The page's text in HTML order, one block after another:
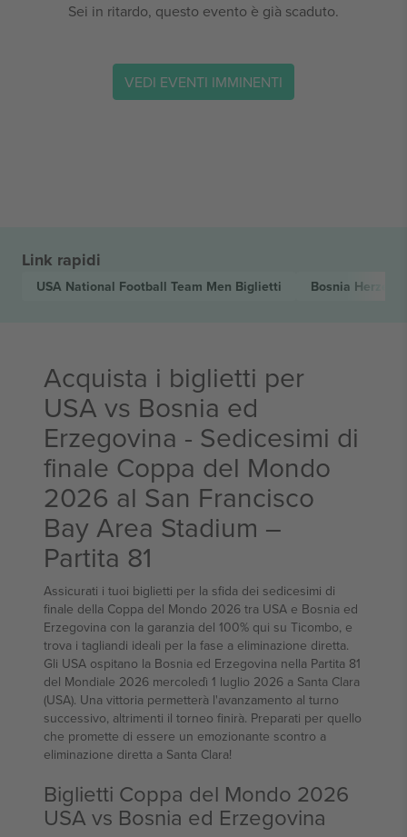
Sei in ritardo, questo evento è già scaduto.
VEDI EVENTI IMMINENTI
Link rapidi
USA National Football Team Men Biglietti Bosnia
Acquista i biglietti per
USA vs Bosnia ed
Erzegovina - Sedicesimi di
finale Coppa del Mondo
2026 al San Francisco
Bay Area Stadium –
Partita 81
Assicurati i tuoi biglietti per la sfida dei sedicesimi di
finale della Coppa del Mondo 2026 tra USA e Bosnia ed
Erzegovina con la garanzia del 100% qui su Ticombo, e
trova i tagliandi ideali per la fase a eliminazione diretta.
Gli USA ospitano la Bosnia ed Erzegovina nella Partita 81
del Mondiale 2026 mercoledì 1 luglio 2026 a Santa Clara
(USA). Una vittoria permetterà l'avanzamento al turno
successivo, altrimenti il torneo finirà. Preparati per quello
che promette di essere un emozionante scontro a
eliminazione diretta a Santa Clara!
Biglietti Coppa del Mondo 2026
USA vs Bosnia ed Erzegovina